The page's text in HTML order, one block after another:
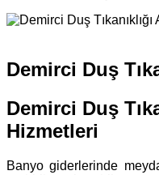
Demirci Duş
Demirci Duş
Hizmetleri
Banyo giderlerinde